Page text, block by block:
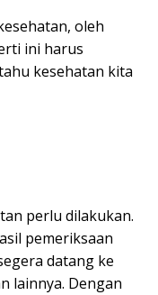
oleh
ini harus
kesehatan kita
perlu dilakukan.
pemeriksaan
datang ke
lainnya. Dengan